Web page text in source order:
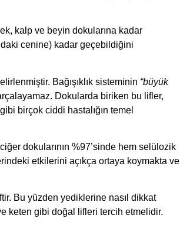
kalp ve beyin dokularına kadar
cenine) kadar geçebildiğini
Bağışıklık sisteminin “büyük
Dokularda biriken bu lifler,
birçok ciddi hastalığın temel
dokularının %97’sinde hem selülozik
etkilerini açıkça ortaya koymakta ve
Bu yüzden yediklerine nasıl dikkat
keten gibi doğal lifleri tercih etmelidir.